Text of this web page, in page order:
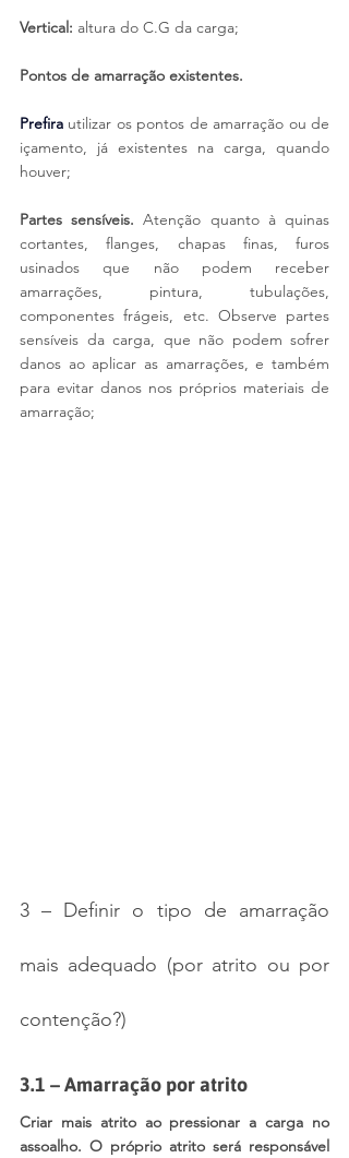
Vertical: altura do C.G da carga;
Pontos de amarração existentes.
Prefira utilizar os pontos de amarração ou de
içamento, já existentes na carga, quando
houver;
Partes sensíveis. Atenção quanto à quinas
cortantes, flanges, chapas finas, furos
usinados que não podem receber
amarrações, pintura, tubulações,
componentes frágeis, etc. Observe partes
sensíveis da carga, que não podem sofrer
danos ao aplicar as amarrações, e também
para evitar danos nos próprios materiais de
amarração;
3 – Definir o tipo de amarração
mais adequado (por atrito ou por
contenção?)
3.1 – Amarração por atrito
Criar mais atrito ao pressionar a carga no
assoalho. O próprio atrito será responsável